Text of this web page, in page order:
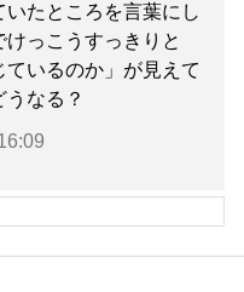
たところを言葉にし
っこうすっきりと
ているのか」が見えて
うなる？